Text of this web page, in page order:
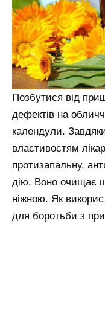
Позбутися від
дефектів на
календули.
властивостям
протизапальну,
дію. Воно очищає
ніжною. Як
для боротьби з